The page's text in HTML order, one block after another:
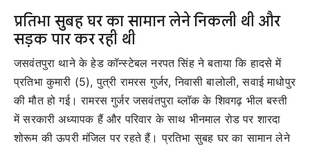
प्रतिभा सुबह घर का सामान लेने निकली थी और
सड़क पार कर रही थी
जसवंतपुरा थाने के हेड कॉन्स्टेबल नरपत सिंह ने बताया कि हादसे में
प्रतिभा कुमारी (5), पुत्री रामरस गुर्जर, निवासी बालोली, सवाई माधोपुर
की मौत हो गई। रामरस गुर्जर जसवंतपुरा ब्लॉक के शिवगढ़ भील बस्ती
में सरकारी अध्यापक हैं और परिवार के साथ भीनमाल रोड पर शारदा
शोरूम की ऊपरी मंजिल पर रहते हैं। प्रतिभा सुबह घर का सामान लेने